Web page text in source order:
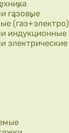
газовые
(газ+электро)
индукционные
электрические